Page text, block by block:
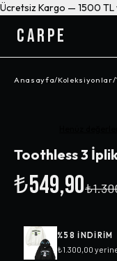
Ücretsiz Kargo — 1500 TL
CARPE
Anasayfa/Koleksiyonlar/
Toothless 3
₺549,90
%58 INDIRIM
₺1.300,00